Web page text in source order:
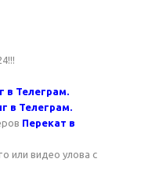
в Телеграм.
в Телеграм.
Перекат в
или видео улова с